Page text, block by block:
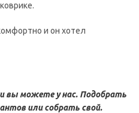
и он хотел
вы можете у нас. Подобрать
или собрать свой.